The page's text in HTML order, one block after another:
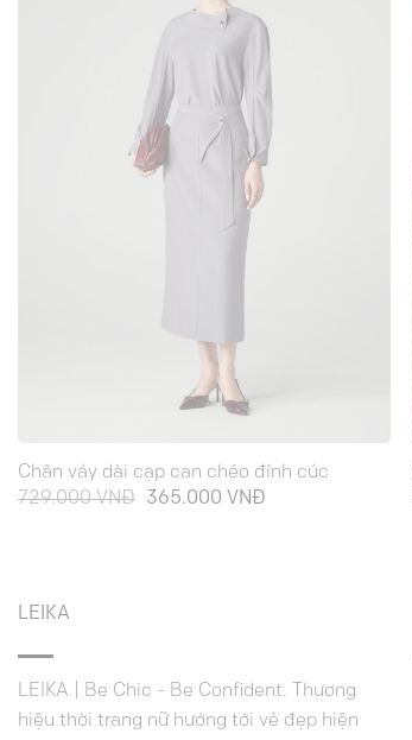
Chân váy dài cạp can chéo đính cúc
729.000VNĐ
Giá
365.000 VNĐGiá
LEIKA
LEIKA | Be Chic - Be Confident. Thương
hiệu thời trang nữ hướng tới vẻ đẹp hiện